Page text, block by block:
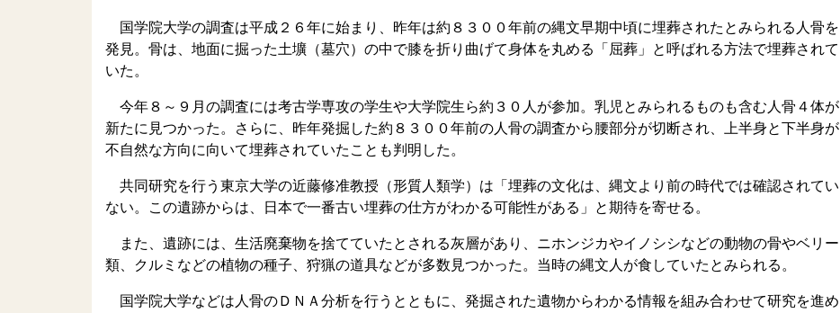
国学院大学の調査は平成２６年に始まり、昨年は約８３００年前の縄文早期中頃に埋葬されたとみられる人骨を
発見。骨は、地面に掘った土壙（墓穴）の中で膝を折り曲げて身体を丸める「屈葬」と呼ばれる方法で埋葬されて
いた。
今年８～９月の調査には考古学専攻の学生や大学院生ら約３０人が参加。乳児とみられるものも含む人骨４体が
新たに見つかった。さらに、昨年発掘した約８３００年前の人骨の調査から腰部分が切断され、上半身と下半身が
不自然な方向に向いて埋葬されていたことも判明した。
共同研究を行う東京大学の近藤修准教授（形質人類学）は「埋葬の文化は、縄文より前の時代では確認されてい
ない。この遺跡からは、日本で一番古い埋葬の仕方がわかる可能性がある」と期待を寄せる。
また、遺跡には、生活廃棄物を捨てていたとされる灰層があり、ニホンジカやイノシシなどの動物の骨やベリー
類、クルミなどの植物の種子、狩猟の道具などが多数見つかった。当時の縄文人が食していたとみられる。
国学院大学などは人骨のＤＮＡ分析を行うとともに、発掘された遺物からわかる情報を組み合わせて研究を進め